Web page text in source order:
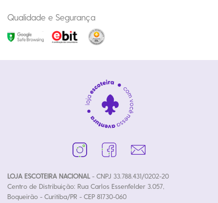
Qualidade e Segurança
LOJA ESCOTEIRA NACIONAL- CNPJ 33.788.431/0202-20
Centro de Distribuição: Rua Carlos Essenfelder 3.057,
Boqueirão - Curitiba/PR - CEP 81730-060